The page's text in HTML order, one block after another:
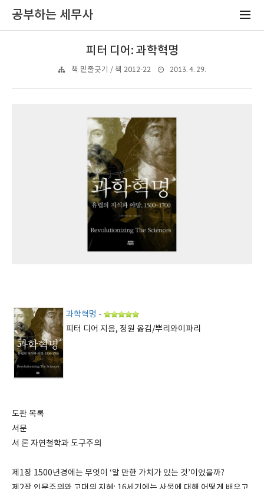
공부하는 세무사
피터 디어: 과학혁명
책 밑줄긋기 / 책 2012-22 2013. 4. 29.
과학혁명 -
피터 디어 지음, 정원 옮김/뿌리와이파리
도판 목록
서문
서 론 자연철학과 도구주의
제1장 1500년경에는 무엇이 ‘알 만한 가치가 있는 것’이었을까?